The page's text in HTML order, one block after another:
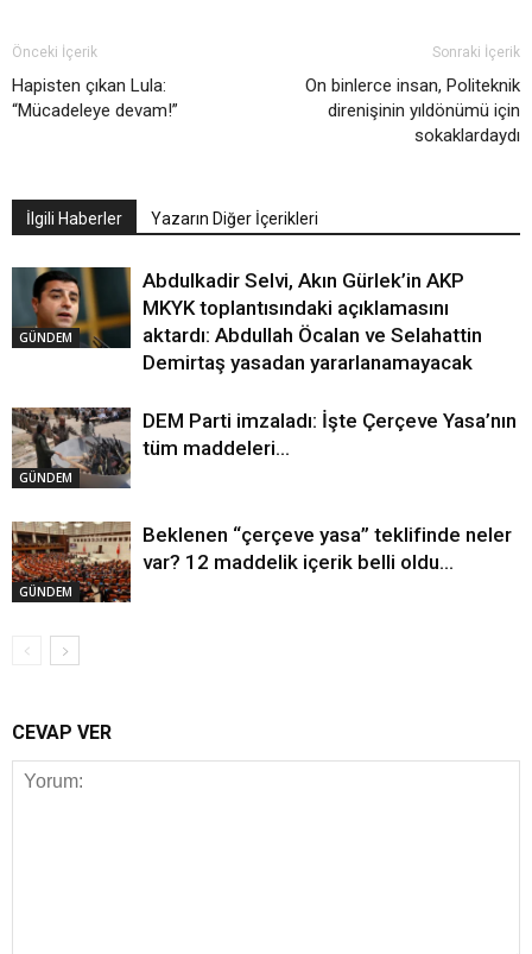
Önceki İçerik
Hapisten çıkan Lula:
“Mücadeleye devam!”
Sonraki İçerik
On binlerce insan, Politeknik
direnişinin yıldönümü için
sokaklardaydı
İlgili Haberler Yazarın Diğer İçerikleri
GÜNDEM
Abdulkadir Selvi, Akın Gürlek’in AKP
MKYK toplantısındaki açıklamasını
aktardı: Abdullah Öcalan ve Selahattin
Demirtaş yasadan yararlanamayacak
GÜNDEM
DEM Parti imzaladı: İşte Çerçeve Yasa’nın
tüm maddeleri…
GÜNDEM
Beklenen “çerçeve yasa” teklifinde neler
var? 12 maddelik içerik belli oldu…
CEVAP VER